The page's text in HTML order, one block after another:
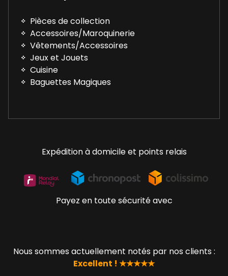
Pièces de collection
Accessoires/Maroquinerie
Vêtements/Accessoires
Jeux et Jouets
Cuisine
Baguettes Magiques
Expédition à domicile et points relais
Payez en toute sécurité avec
Nous sommes actuellement notés par nos clients :
Excellent ! ★★★★★